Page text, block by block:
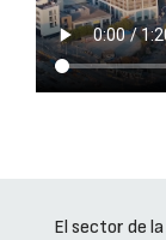
El sector de